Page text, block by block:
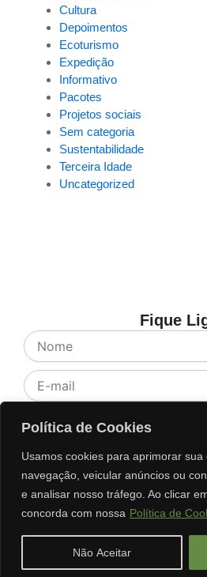
Política de Cookies
Usamos cookies para aprimorar sua
navegação, veicular anúncios ou
e analisar nosso tráfego. Ao clicar
concorda com nossa Política de
Não Aceitar
Cultura
Depoimentos
Ecoturismo
Expedição
Informativo
Pacotes
Projetos sociais
Sem categoria
Sustentabilidade
Terceira Idade
Uncategorized
Fique
Nome
E-
mail